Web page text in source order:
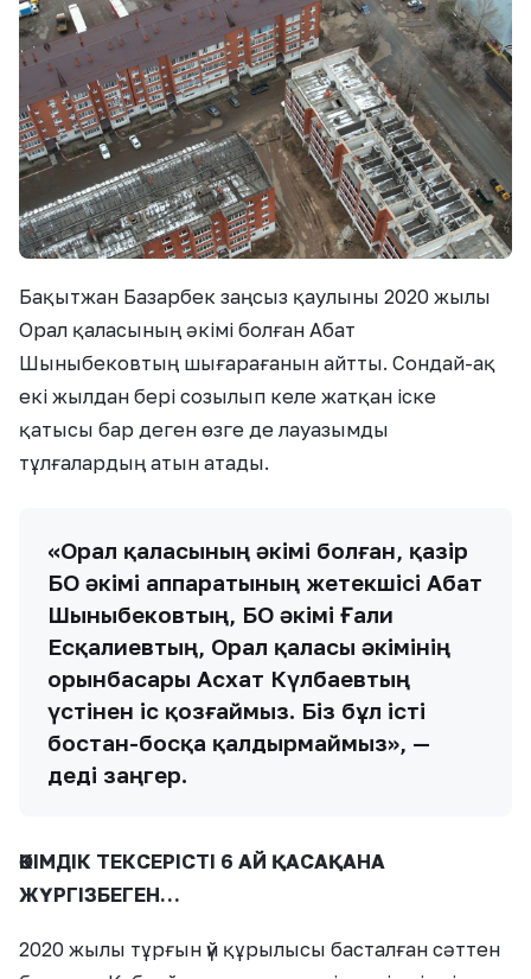
Бақытжан Базарбек заңсыз қаулыны 2020 жылы
Орал қаласының әкімі болған Абат
Шыныбековтың шығарағанын айтты. Сондай-ақ
екі жылдан бері созылып келе жатқан іске
қатысы бар деген өзге де лауазымды
тұлғалардың атын атады.
«Орал қаласының әкімі болған, қазір
БҚО әкімі аппаратының жетекшісі Абат
Шыныбековтың, БҚО әкімі Ғали
Есқалиевтың, Орал қаласы әкімінің
орынбасары Асхат Күлбаевтың
үстінен іс қозғаймыз. Біз бұл істі
бостан-босқа қалдырмаймыз», —
деді заңгер.
ӘКІМДІК ТЕКСЕРІСТІ 6 АЙ ҚАСАҚАНА
ЖҮРГІЗБЕГЕН…
2020 жылы тұрғын үй құрылысы басталған сәттен